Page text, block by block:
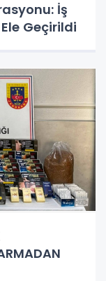
İş
Geçirildi